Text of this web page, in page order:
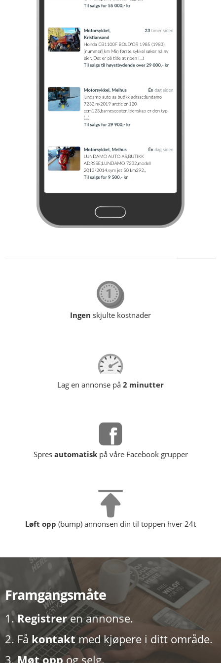
Ingen skjulte kostnader
Lag en annonse på 2 minutter
Spres automatiskpå våre Facebook grupper
Løft opp (bump) annonsen din til toppen hver 24t
Framgangsmåte
1. Registreren annonse.
2. Få kontaktmed kjøpere i ditt område.
3.Møt oppog selg.